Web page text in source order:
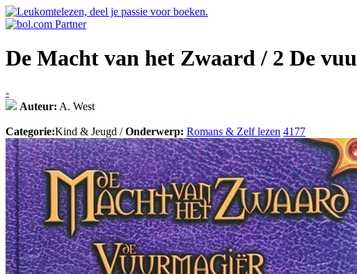
De Macht van het Zwaard / 2 De
-
Auteur: A. West
Categorie:Kind & Jeugd /Onderwerp: Romans & Zelf lezen 4177